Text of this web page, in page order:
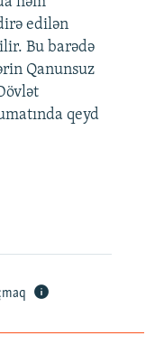
edilən
Bu barədə
Qanunsuz
qeyd